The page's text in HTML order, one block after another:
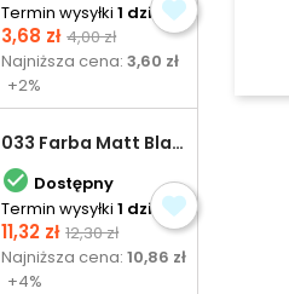
Termin wysyłki 1 dzień
Cena
3,68 zł Cena
podstawowa
4,00 zł
Najniższa cena:3,60 zł
+2%
033 Farba Matt Black - olejna
 Dostępny
Termin wysyłki 1 dzień
Cena
11,32 zł Cena
podstawowa
12,30 zł
Najniższa cena:10,86 zł
+4%